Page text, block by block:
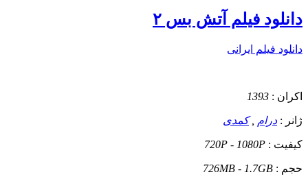
دانلود فیلم آتش بس ۲
دانلود فیلم ایرانی
اکران : 1393
ژانر : درام ,کمدی
کیفیت : 720P - 1080P
حجم : 726MB - 1.7GB